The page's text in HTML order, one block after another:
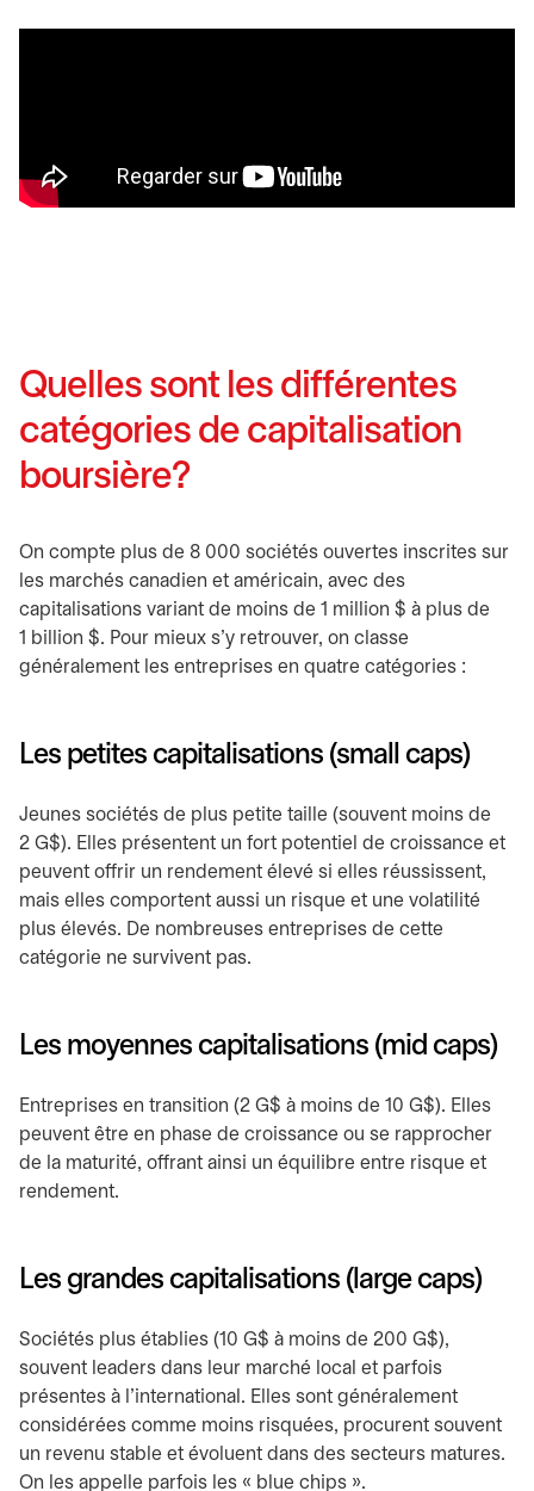
Quelles sont les différentes
catégories de capitalisation
boursière?
On compte plus de 8 000 sociétés ouvertes inscrites sur
les marchés canadien et américain, avec des
capitalisations variant de moins de 1 million $ à plus de
1 billion $. Pour mieux s'y retrouver, on classe
généralement les entreprises en quatre catégories :
Les petites capitalisations (small caps)
Jeunes sociétés de plus petite taille (souvent moins de
2 G$). Elles présentent un fort potentiel de croissance et
peuvent offrir un rendement élevé si elles réussissent,
mais elles comportent aussi un risque et une volatilité
plus élevés. De nombreuses entreprises de cette
catégorie ne survivent pas.
Les moyennes capitalisations (mid caps)
Entreprises en transition (2 G$ à moins de 10 G$). Elles
peuvent être en phase de croissance ou se rapprocher
de la maturité, offrant ainsi un équilibre entre risque et
rendement.
Les grandes capitalisations (large caps)
Sociétés plus établies (10 G$ à moins de 200 G$),
souvent leaders dans leur marché local et parfois
présentes à l'international. Elles sont généralement
considérées comme moins risquées, procurent souvent
un revenu stable et évoluent dans des secteurs matures.
On les appelle parfois les « blue chips ».